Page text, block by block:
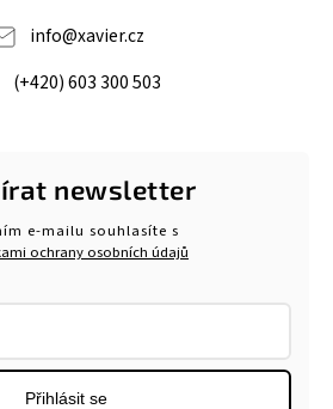
info@xavier.cz
(+420) 603 300 503
newsletter
e-mailu souhlasíte s
ochrany osobních údajů
Přihlásit se